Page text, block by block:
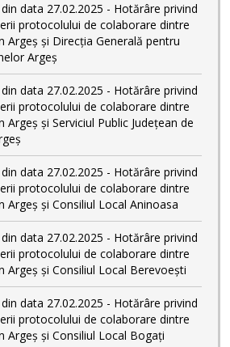
data 27.02.2025 - Hotărâre privind
protocolului de colaborare dintre
Argeș și Direcția Generală pentru
Argeș
data 27.02.2025 - Hotărâre privind
protocolului de colaborare dintre
Argeș și Serviciul Public Județean de
data 27.02.2025 - Hotărâre privind
protocolului de colaborare dintre
Argeș și Consiliul Local Aninoasa
data 27.02.2025 - Hotărâre privind
protocolului de colaborare dintre
Argeș și Consiliul Local Berevoești
data 27.02.2025 - Hotărâre privind
protocolului de colaborare dintre
Argeș și Consiliul Local Bogați